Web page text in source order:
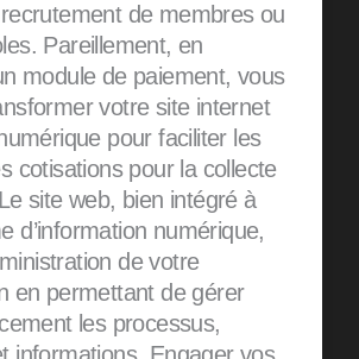
de membres ou
Pareillement, en
module de paiement, vous
votre site internet
pour faciliter les
cotisations pour la collecte
site web, bien intégré à
d’information numérique,
de votre
en permettant de gérer
les processus,